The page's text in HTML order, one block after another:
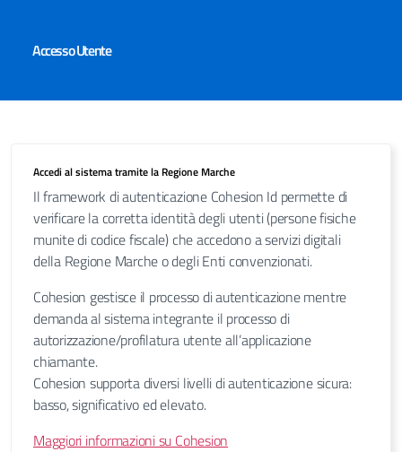
Accesso Utente
Accedi al sistema tramite la Regione Marche
Il framework di autenticazione Cohesion Id permette di
verificare la corretta identità degli utenti (persone fisiche
munite di codice fiscale) che accedono a servizi digitali
della Regione Marche o degli Enti convenzionati.
Cohesion gestisce il processo di autenticazione mentre
demanda al sistema integrante il processo di
autorizzazione/profilatura utente all’applicazione
chiamante.
Cohesion supporta diversi livelli di autenticazione sicura:
basso, significativo ed elevato.
Maggiori informazioni su Cohesion